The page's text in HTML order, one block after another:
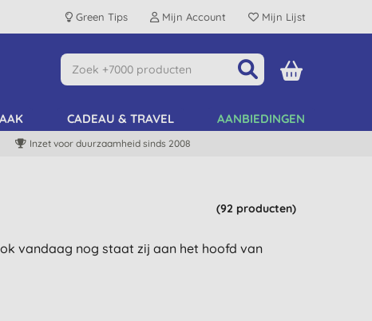
Green Tips Mijn Account Mijn Lijst
CADEAU & TRAVEL AANBIEDINGEN
Inzet voor duurzaamheid sinds 2008
(92 producten)
vandaag nog staat zij aan het hoofd van